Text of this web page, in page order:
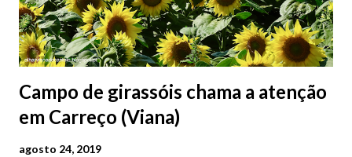
Campo de girassóis chama a atenção
em Carreço (Viana)
agosto 24, 2019